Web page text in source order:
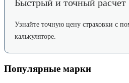
Быстрый и точный расчет
Узнайте точную цену страховки с
калькуляторе.
Популярные марки